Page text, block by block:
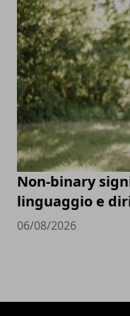
Non-binary
linguaggio e
06/08/2026